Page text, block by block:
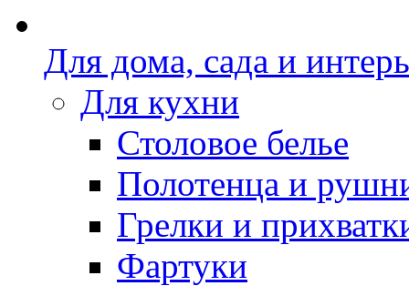
Для дома, сада и
Для кухни
Столовое белье
Полотенца и
Грелки и
Фартуки